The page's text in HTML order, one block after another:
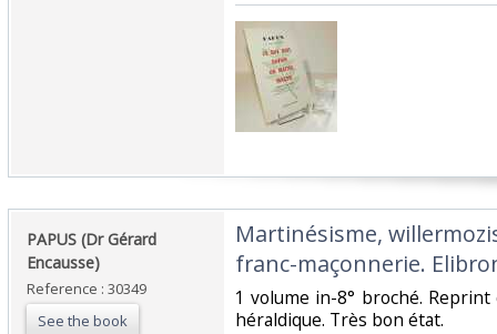
‎PAPUS (Dr Gérard
Encausse)‎
Reference : 30349
See the book
‎Martinésisme,
franc-maçonnerie.
‎1 volume in-8° broché.
héraldique. Très bon état. ‎